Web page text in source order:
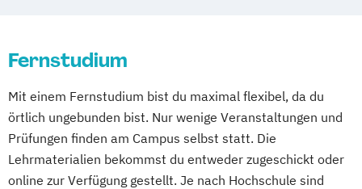
Wirtschaftsinformatik
Wirtschaftspsychologie
Wirtschaftspsychologie mit Schwerpunkt
Fernstudium
Mit einem Fernstudium bist du maximal flexibel, da du
örtlich ungebunden bist. Nur wenige Veranstaltungen und
Prüfungen finden am Campus selbst statt. Die
Lehrmaterialien bekommst du entweder zugeschickt oder
online zur Verfügung gestellt. Je nach Hochschule sind